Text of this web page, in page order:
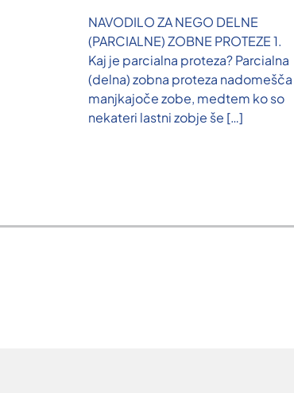
NAVODILO ZA NEGO DELNE
(PARCIALNE) ZOBNE PROTEZE 1.
Kaj je parcialna proteza? Parcialna
(delna) zobna proteza nadomešča
manjkajoče zobe, medtem ko so
nekateri lastni zobje še […]